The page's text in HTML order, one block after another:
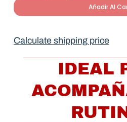
Añadir Al
Calculate shipping price
IDEAL